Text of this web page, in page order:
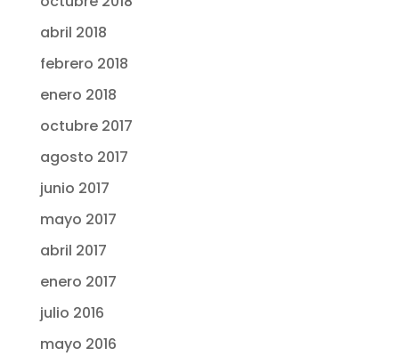
abril 2018
febrero 2018
enero 2018
octubre 2017
agosto 2017
junio 2017
mayo 2017
abril 2017
enero 2017
julio 2016
mayo 2016